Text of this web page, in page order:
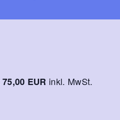
75,00 EUR inkl. MwSt.